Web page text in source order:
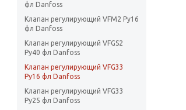
фл Danfoss
Клапан регулирующий VFM2 Ру16
фл Danfoss
Клапан регулирующий VFGS2
Ру40 фл Danfoss
Клапан регулирующий VFG33
Ру16 фл Danfoss
Клапан регулирующий VFG33
Ру25 фл Danfoss